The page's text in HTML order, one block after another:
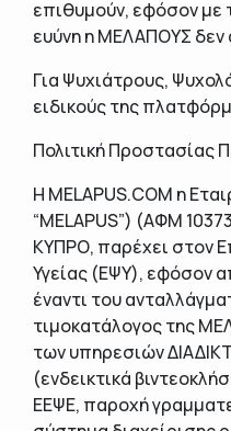
επιθυμούν, εφόσον με
ευύνη η ΜΕΛΑΠΟΥΣ δεν
Για Ψυχιάτρους,
ειδικούς της
Πολιτική
Η MELAPUS.COM η
“MELAPUS”) (ΑΦΜ
ΚΥΠΡΟ, παρέχει στον
Υγείας (ΕΨΥ), εφόσον
έναντι του
τιμοκατάλογος της
των υπηρεσιών
(ενδεικτικά
ΕΕΨΕ, παροχή